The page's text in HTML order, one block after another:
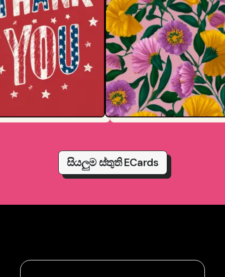
සියලුම ස්තුති ECards